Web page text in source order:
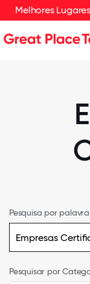
Melhores
Pesquisa por
Pesquisar por